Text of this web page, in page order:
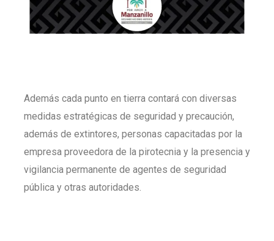
Además cada punto en tierra contará con diversas
medidas estratégicas de seguridad y precaución,
además de extintores, personas capacitadas por la
empresa proveedora de la pirotecnia y la presencia y
vigilancia permanente de agentes de seguridad
pública y otras autoridades.